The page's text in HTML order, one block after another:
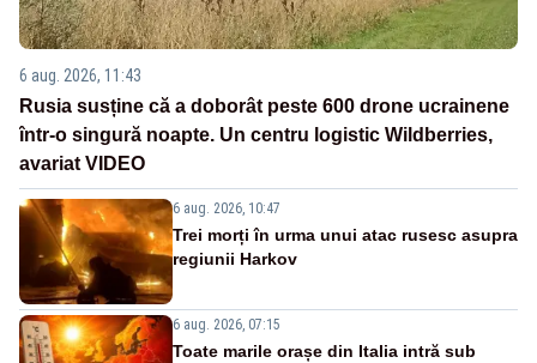
6 aug. 2026, 11:43
Rusia susține că a doborât peste 600 drone ucrainene
într-o singură noapte. Un centru logistic Wildberries,
avariat VIDEO
6 aug. 2026, 10:47
Trei morți în urma unui atac rusesc asupra
regiunii Harkov
6 aug. 2026, 07:15
Toate marile orașe din Italia intră sub